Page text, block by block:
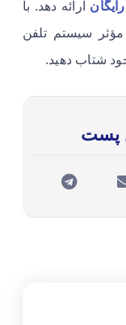
ارائه دهد. با
سیستم تلفن
شتاب دهید.
پست